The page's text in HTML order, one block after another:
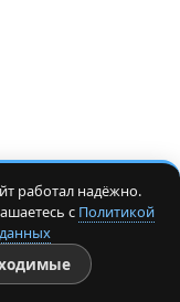
работал надёжно.
с Политикой